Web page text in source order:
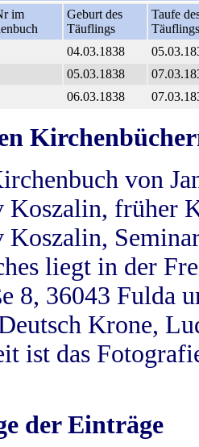
im
Geburt des
Täuflings
Taufe
Täuflings
04.03.1838
05.03.1838
06.03.1838
von
Koszalin, früher
Koszalin,
liegt in der
8, 36043 Fulda
Krone,
ist das
der Einträge